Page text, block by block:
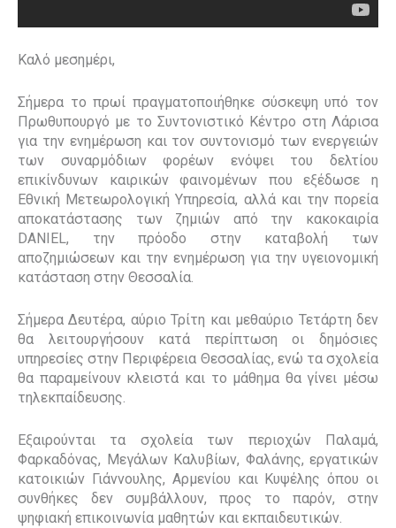
Καλό μεσημέρι,
Σήμερα το πρωί πραγματοποιήθηκε σύσκεψη υπό τον
Πρωθυπουργό με το Συντονιστικό Κέντρο στη Λάρισα
για την ενημέρωση και τον συντονισμό των ενεργειών
των συναρμόδιων φορέων ενόψει του δελτίου
επικίνδυνων καιρικών φαινομένων που εξέδωσε η
Εθνική Μετεωρολογική Υπηρεσία, αλλά και την πορεία
αποκατάστασης των ζημιών από την κακοκαιρία
DANIEL, την πρόοδο στην καταβολή των
αποζημιώσεων και την ενημέρωση για την υγειονομική
κατάσταση στην Θεσσαλία.
Σήμερα Δευτέρα, αύριο Τρίτη και μεθαύριο Τετάρτη δεν
θα λειτουργήσουν κατά περίπτωση οι δημόσιες
υπηρεσίες στην Περιφέρεια Θεσσαλίας, ενώ τα σχολεία
θα παραμείνουν κλειστά και το μάθημα θα γίνει μέσω
τηλεκπαίδευσης.
Εξαιρούνται τα σχολεία των περιοχών Παλαμά,
Φαρκαδόνας, Μεγάλων Καλυβίων, Φαλάνης, εργατικών
κατοικιών Γιάννουλης, Αρμενίου και Κυψέλης όπου οι
συνθήκες δεν συμβάλλουν, προς το παρόν, στην
ψηφιακή επικοινωνία μαθητών και εκπαιδευτικών.